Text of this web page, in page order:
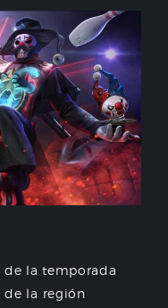
de la temporada
de la región